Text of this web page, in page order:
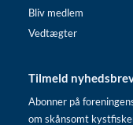
Bliv medlem
Vedtægter
Tilmeld
Abonner på
om skånsomt